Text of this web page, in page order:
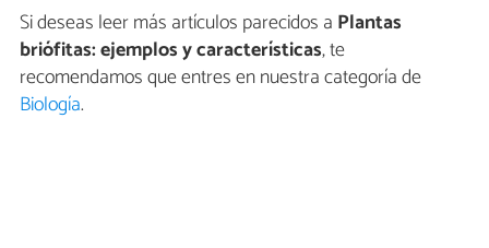
Si deseas leer más artículos parecidos a Plantas
briófitas: ejemplos y características, te
recomendamos que entres en nuestra categoría de
Biología.